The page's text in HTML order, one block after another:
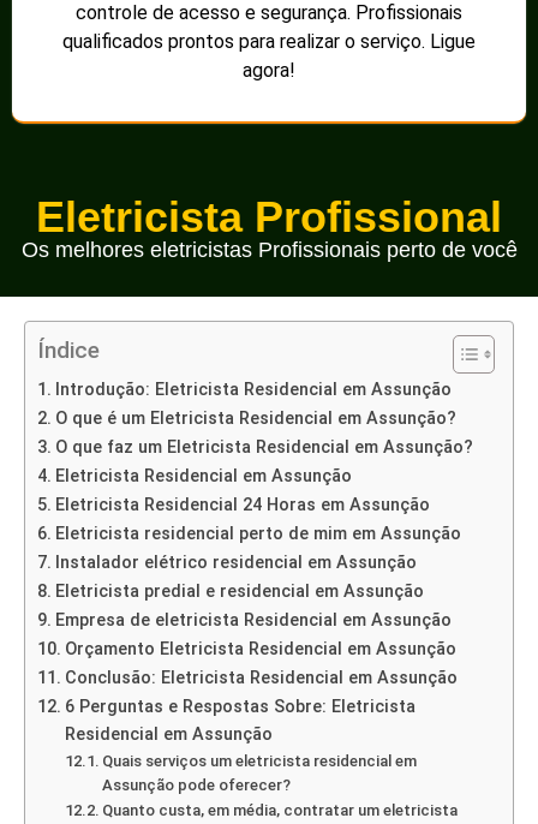
controle de acesso e segurança. Profissionais
qualificados prontos para realizar o serviço. Ligue
agora!
Eletricista Profissional
Os melhores eletricistas Profissionais perto de você
Índice
Introdução: Eletricista Residencial em Assunção
O que é um Eletricista Residencial em Assunção?
O que faz um Eletricista Residencial em Assunção?
Eletricista Residencial em Assunção
Eletricista Residencial 24 Horas em Assunção
Eletricista residencial perto de mim em Assunção
Instalador elétrico residencial em Assunção
Eletricista predial e residencial em Assunção
Empresa de eletricista Residencial em Assunção
Orçamento Eletricista Residencial em Assunção
Conclusão: Eletricista Residencial em Assunção
6 Perguntas e Respostas Sobre: Eletricista
Residencial em Assunção
Quais serviços um eletricista residencial em
Assunção pode oferecer?
Quanto custa, em média, contratar um eletricista